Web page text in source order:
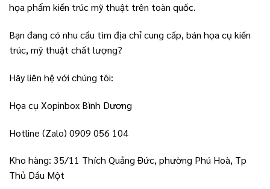
họa phẩm kiến trúc mỹ thuật trên toàn quốc.
Bạn đang có nhu cầu tìm địa chỉ cung cấp, bán họa cụ kiến
trúc, mỹ thuật chất lượng?
Hãy liên hệ với chúng tôi:
Họa cụ Xopinbox Bình Dương
Hotline (Zalo) 0909 056 104
Kho hàng: 35/11 Thích Quảng Đức, phường Phú Hoà, Tp
Thủ Dầu Một